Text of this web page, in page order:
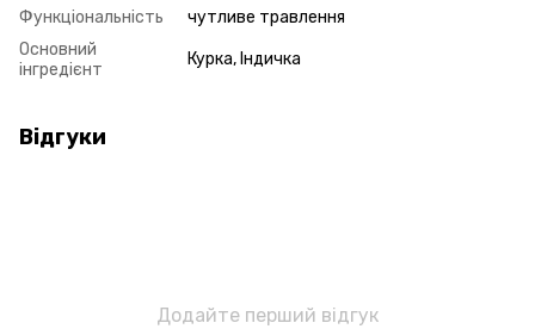
Функціональність
чутливе травлення
Основний
інгредієнт
Курка, Індичка
Відгуки
Додайте перший відгук